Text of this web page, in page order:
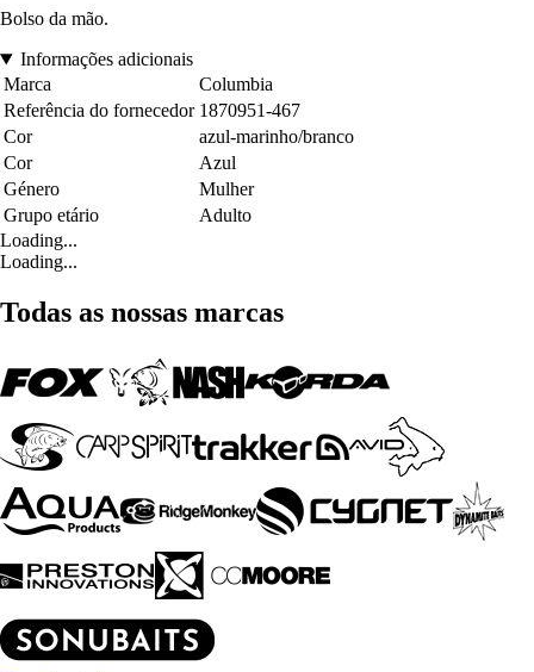
Bolso da mão.
Informações adicionais
Marca
Columbia
Referência do fornecedor 1870951-467
Cor
azul-marinho/branco
Cor
Azul
Género
Mulher
Grupo etário
Adulto
Loading...
Loading...
Todas as nossas marcas